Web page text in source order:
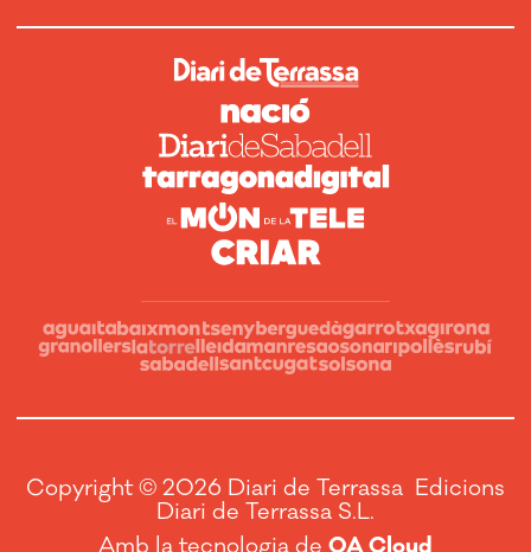
Copyright © 2026 Diari de Terrassa Edicions
Diari de Terrassa S.L.